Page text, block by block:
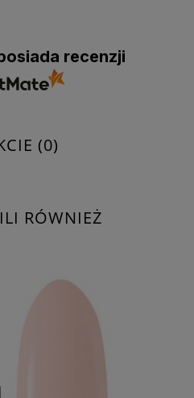
recenzji
(0)
RÓWNIEŻ